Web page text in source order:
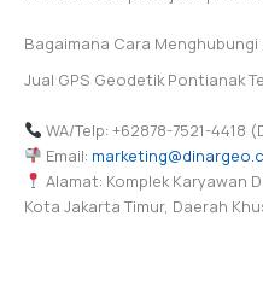
Bagaimana Cara Menghubungi
Jual GPS Geodetik Pontianak
WA/Telp: +62878-7521-4418
Email:
Alamat: Komplek Karyawan
Kota Jakarta Timur, Daerah